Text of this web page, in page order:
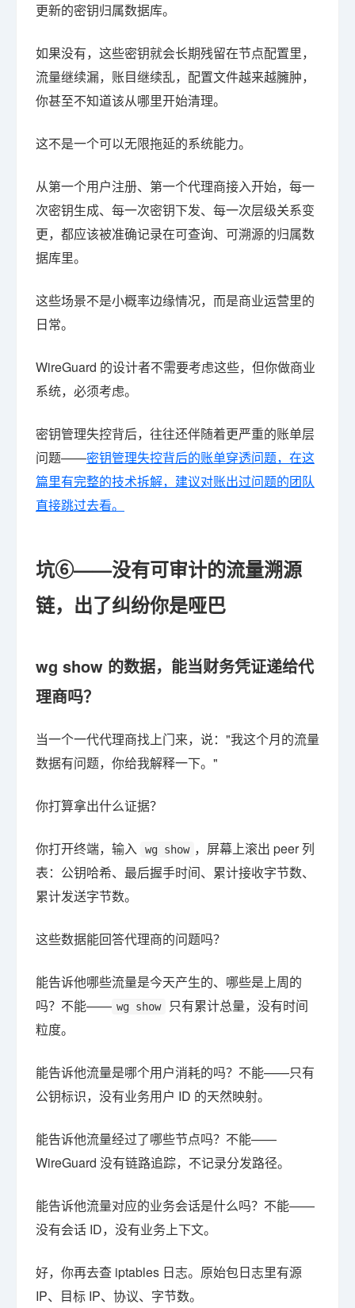
更新的密钥归属数据库。
如果没有，这些密钥就会长期残留在节点配置里，
流量继续漏，账目继续乱，配置文件越来越臃肿，
你甚至不知道该从哪里开始清理。
这不是一个可以无限拖延的系统能力。
从第一个用户注册、第一个代理商接入开始，每一
次密钥生成、每一次密钥下发、每一次层级关系变
更，都应该被准确记录在可查询、可溯源的归属数
据库里。
这些场景不是小概率边缘情况，而是商业运营里的
日常。
WireGuard 的设计者不需要考虑这些，但你做商业
系统，必须考虑。
密钥管理失控背后，往往还伴随着更严重的账单层
问题——密钥管理失控背后的账单穿透问题，在这
篇里有完整的技术拆解，建议对账出过问题的团队
直接跳过去看。
坑⑥——没有可审计的流量溯源
链，出了纠纷你是哑巴
wg show 的数据，能当财务凭证递给代
理商吗？
当一个一代代理商找上门来，说："我这个月的流量
数据有问题，你给我解释一下。"
你打算拿出什么证据？
你打开终端，输入 wg show ，屏幕上滚出 peer 列
表：公钥哈希、最后握手时间、累计接收字节数、
累计发送字节数。
这些数据能回答代理商的问题吗？
能告诉他哪些流量是今天产生的、哪些是上周的
吗？不能—— wg show
只有累计总量，没有时间
粒度。
能告诉他流量是哪个用户消耗的吗？不能——只有
公钥标识，没有业务用户 ID 的天然映射。
能告诉他流量经过了哪些节点吗？不能——
WireGuard 没有链路追踪，不记录分发路径。
能告诉他流量对应的业务会话是什么吗？不能——
没有会话 ID，没有业务上下文。
好，你再去查 iptables 日志。原始包日志里有源
IP、目标 IP、协议、字节数。